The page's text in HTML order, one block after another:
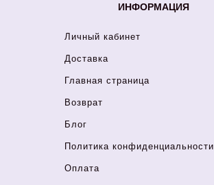
ИНФОРМАЦИЯ
Личный кабинет
Доставка
Главная страница
Возврат
Блог
Политика конфиденциальности
Оплата